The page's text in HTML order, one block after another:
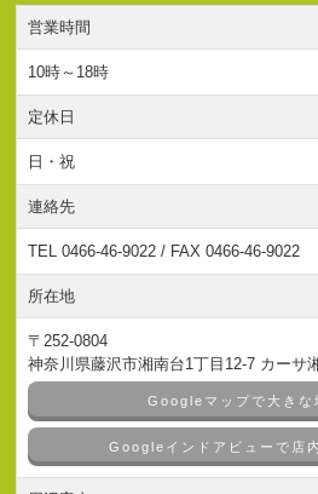
営業時間
10時～18時
定休日
日・祝
連絡先
TEL 0466-46-9022 / FAX 0466-46-9022
所在地
〒252-0804
神奈川県藤沢市湘南台1丁目12-7 カーサ
Googleマップで大きな
Googleインドアビューで店